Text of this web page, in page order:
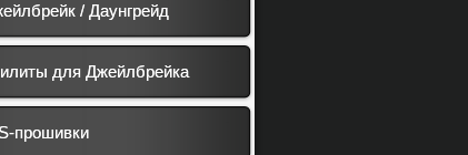
/ Даунгрейд
для Джейлбрейка
прошивки